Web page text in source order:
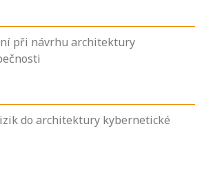
při návrhu architektury
do architektury kybernetické